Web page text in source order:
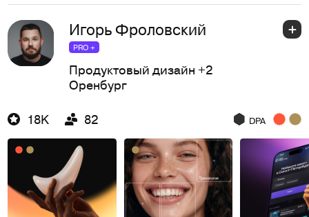
Игорь Фроловский
PRO +
Продуктовый дизайн +2
Оренбург
18K 82 DPA